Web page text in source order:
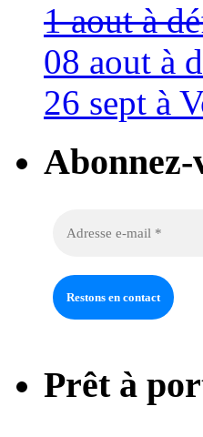
1 aout à
08 aout à
26 sept à
Prêt à